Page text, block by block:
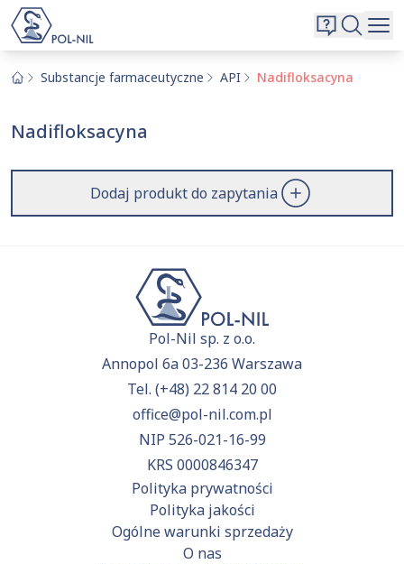
Kontakt
Substancje farmaceutyczne API Nadifloksacyna
Nadifloksacyna
Dodaj produkt do zapytania
Pol-Nil sp. z o.o.
Annopol 6a 03-236 Warszawa
Tel. (+48) 22 814 20 00
office@pol-nil.com.pl
NIP 526-021-16-99
KRS 0000846347
Polityka prywatności
Polityka jakości
Ogólne warunki sprzedaży
O nas
Wybrane surowce i substancje
Aktualnie niczego nie dodałeś do zapytania.
Przejdź doofertyi dodaj surowce, o których chcesz
dowiedzieć się więcej.
Wyszukiwarka
Szukaj